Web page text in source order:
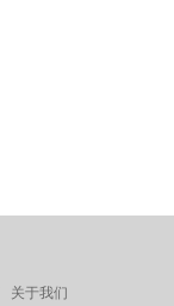
关于我们